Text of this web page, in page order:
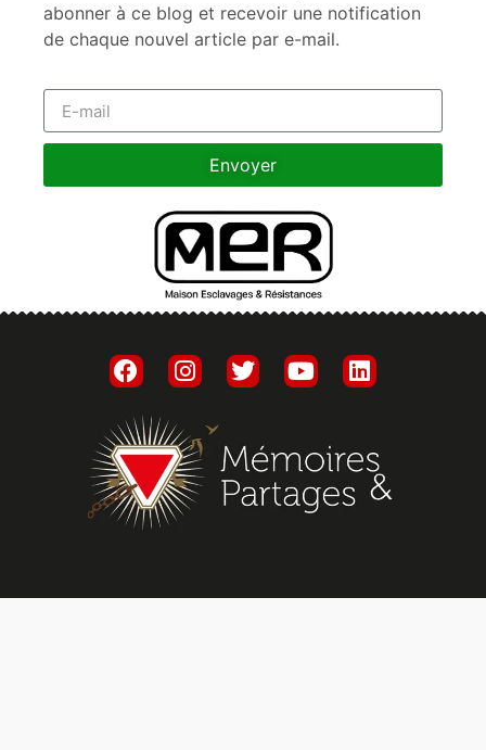
abonner à ce blog et recevoir une notification
de chaque nouvel article par e-mail.
Envoyer